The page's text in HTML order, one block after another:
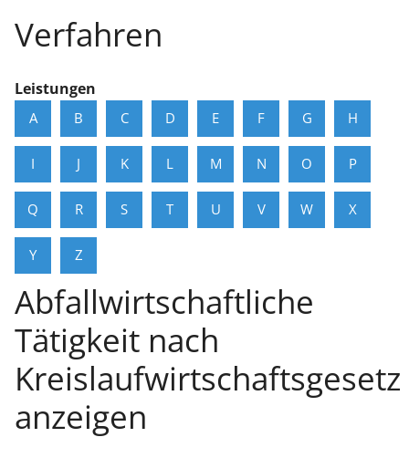
Verfahren
Leistungen
A B C D E F G H
I J K L M N O P
Q R S T U V W X
Y Z
Abfallwirtschaftliche
Tätigkeit nach
Kreislaufwirtschaftsgesetz
anzeigen